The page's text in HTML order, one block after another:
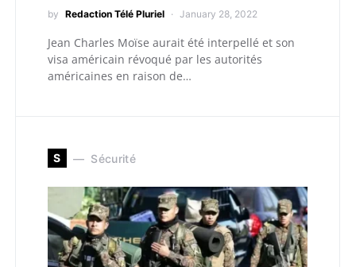
by Redaction Télé Pluriel January 28, 2022
Jean Charles Moïse aurait été interpellé et son
visa américain révoqué par les autorités
américaines en raison de…
S Sécurité